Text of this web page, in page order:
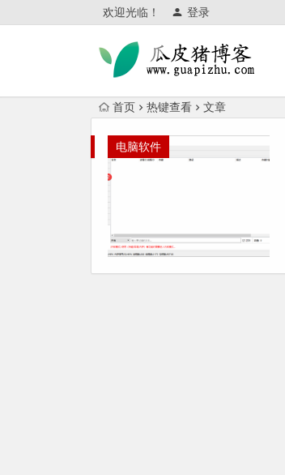
欢迎光临！ 登录
首页 热键查看 文章
电脑软件